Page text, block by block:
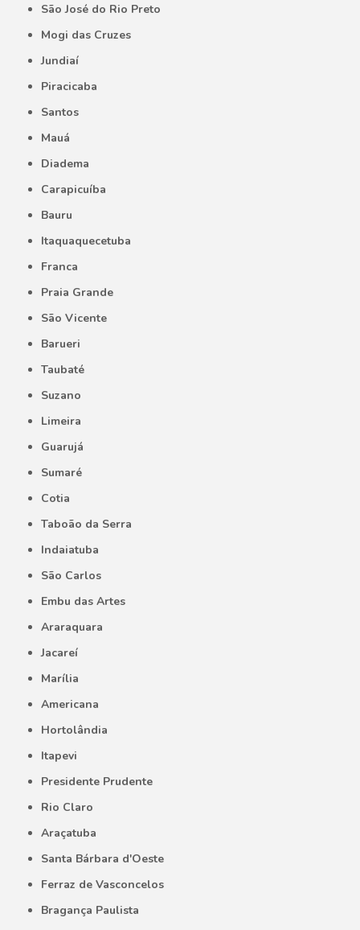
São José do Rio Preto
Mogi das Cruzes
Jundiaí
Piracicaba
Santos
Mauá
Diadema
Carapicuíba
Bauru
Itaquaquecetuba
Franca
Praia Grande
São Vicente
Barueri
Taubaté
Suzano
Limeira
Guarujá
Sumaré
Cotia
Taboão da Serra
Indaiatuba
São Carlos
Embu das Artes
Araraquara
Jacareí
Marília
Americana
Hortolândia
Itapevi
Presidente Prudente
Rio Claro
Araçatuba
Santa Bárbara d'Oeste
Ferraz de Vasconcelos
Bragança Paulista